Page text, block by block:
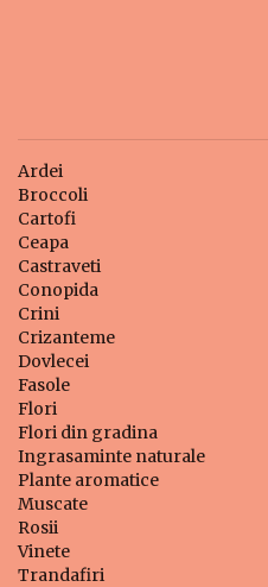
Ardei
Broccoli
Cartofi
Ceapa
Castraveti
Conopida
Crini
Crizanteme
Dovlecei
Fasole
Flori
Flori din gradina
Ingrasaminte naturale
Plante aromatice
Muscate
Rosii
Vinete
Trandafiri